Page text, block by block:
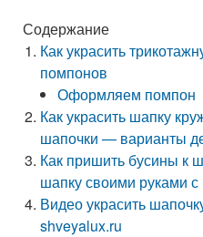
Содержание
Как украсить
помпонов
Оформляем помпон
Как украсить шапку
шапочки — варианты
Как пришить бусины к
шапку своими руками
Видео украсить
shveyalux.ru